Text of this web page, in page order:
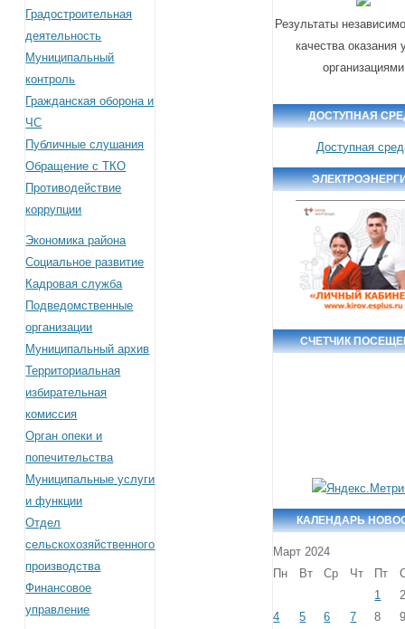
Градостроительная
деятельность
Муниципальный
контроль
Гражданская оборона и
ЧС
Публичные слушания
Обращение с ТКО
Противодействие
коррупции
Экономика района
Социальное развитие
Кадровая служба
Подведомственные
организации
Муниципальный архив
Территориальная
избирательная
комиссия
Орган опеки и
попечительства
Муниципальные услуги
и функции
Отдел
сельскохозяйственного
производства
Финансовое
управление
Результаты
качества оказания
организациями
ДОСТУПНАЯ
Доступная
СЧЕТЧИК
КАЛЕНДАРЬ
Март 2024
Пн
Вт Ср Чт Пт
1
4
5 6 7 8